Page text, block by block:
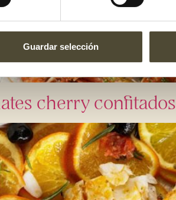
Guardar selección
cherry confitados